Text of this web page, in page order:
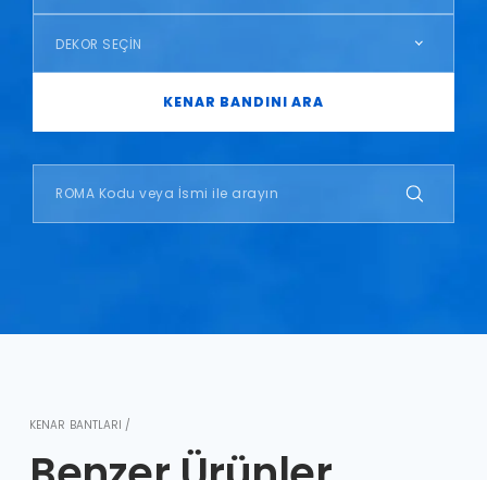
DEKOR SEÇİN
KENAR BANDINI ARA
KENAR BANTLARI /